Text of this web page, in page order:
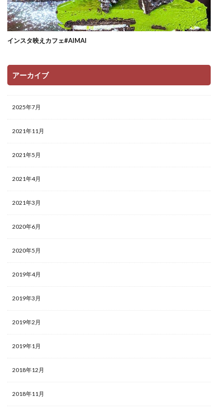
インスタ映えカフェ#AIMAI
アーカイブ
2025年7月
2021年11月
2021年5月
2021年4月
2021年3月
2020年6月
2020年5月
2019年4月
2019年3月
2019年2月
2019年1月
2018年12月
2018年11月